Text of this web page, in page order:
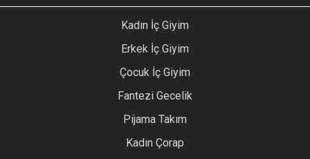
Kadın İç Giyim
Erkek İç Giyim
Çocuk İç Giyim
Fantezi Gecelik
Pijama Takım
Kadın Çorap